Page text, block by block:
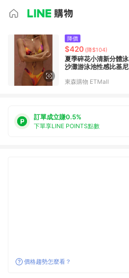
降價
$420 (降$104)
夏季碎花小清新分體
沙灘游泳池性感比基尼
東森購物 ETMall
訂單成立賺0.5%
下單享LINE POINTS點數
價格趨勢怎麼看？